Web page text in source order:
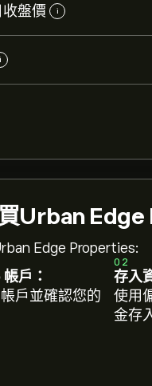
盤價 i
i
Urban
Edge Properties:
戶：
戶並確認您的
02
存入
使用
金存